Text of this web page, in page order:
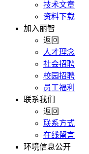
技术文章
资料下载
加入丽智
返回
人才理念
社会招聘
校园招聘
员工福利
联系我们
返回
联系方式
在线留言
环境信息公开